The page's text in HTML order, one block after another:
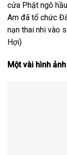
cửa Phật ngõ
Am đã tổ chức
nạn thai nhi vào
Hợi)
Một vài hình